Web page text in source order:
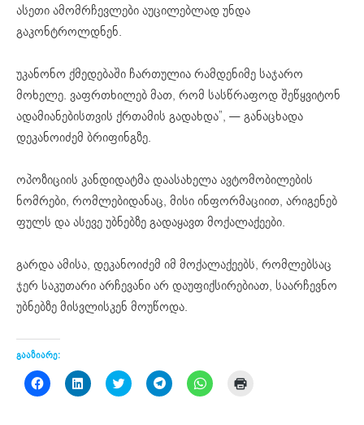
ასეთი ამომრჩევლები აუცილებლად უნდა
გაკონტროლდნენ.
უკანონო ქმედებაში ჩართულია რამდენიმე საჯარო
მოხელე. ვაფრთხილებ მათ, რომ სასწრაფოდ შეწყვიტონ
ადამიანებისთვის ქრთამის გადახდა”, — განაცხადა
დეკანოიძემ ბრიფინგზე.
ოპოზიციის კანდიდატმა დაასახელა ავტომობილების
ნომრები, რომლებიდანაც, მისი ინფორმაციით, არიგენებ
ფულს და ასევე უბნებზე გადაყავთ მოქალაქეები.
გარდა ამისა, დეკანოიძემ იმ მოქალაქეებს, რომლებსაც
ჯერ საკუთარი არჩევანი არ დაუფიქსირებიათ, საარჩევნო
უბნებზე მისვლისკენ მოუწოდა.
გააზიარე:
Click
to
Click
to
Click
to
Click
to
Click
to